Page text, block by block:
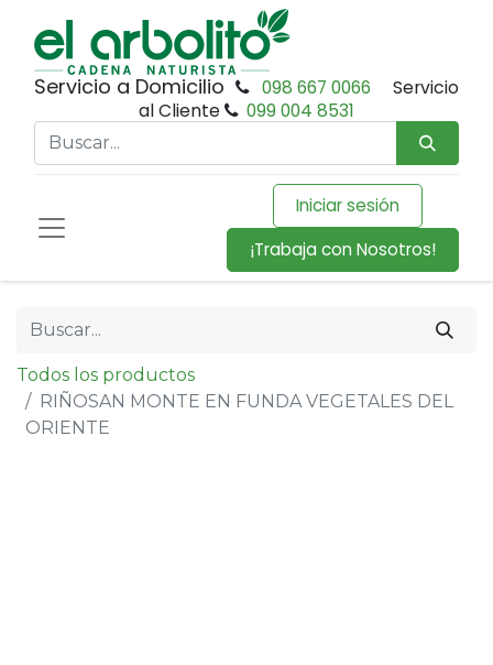
Servicio a Domicilio 098 667 0066
Servicio
al Cliente
099 004 8531
Iniciar sesión
¡Trabaja con Nosotros!
Todos los productos
RIÑOSAN MONTE EN FUNDA VEGETALES DEL
ORIENTE